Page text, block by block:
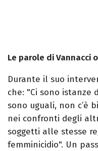
Le parole di
Durante il suo
che: "Ci sono istanze
sono uguali, non c’è
nei confronti degli
soggetti alle stesse
femminicidio". Un